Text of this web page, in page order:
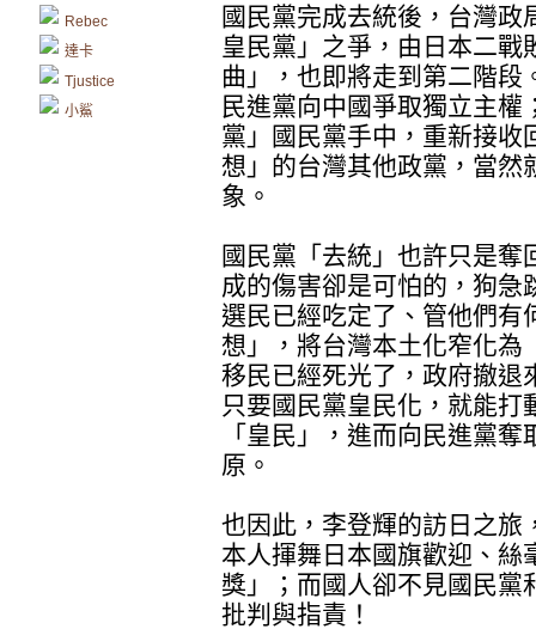
Rebec
達卡
Tjustice
小鯊
國民黨完成去統後，台灣
皇民黨」之爭，由日本二戰
曲」，也即將走到第二階段
民進黨向中國爭取獨立主
黨」國民黨手中，重新接收
想」的台灣其他政黨，當然
象。
國民黨「去統」也許只是
成的傷害卻是可怕的，狗急
選民已經吃定了、管他們有
想」，將台灣本土化窄化為
移民已經死光了，政府撤退
只要國民黨皇民化，就能
「皇民」，進而向民進黨
原。
也因此，李登輝的訪日之旅
本人揮舞日本國旗歡迎、絲
獎」；而國人卻不見國民黨
批判與指責！